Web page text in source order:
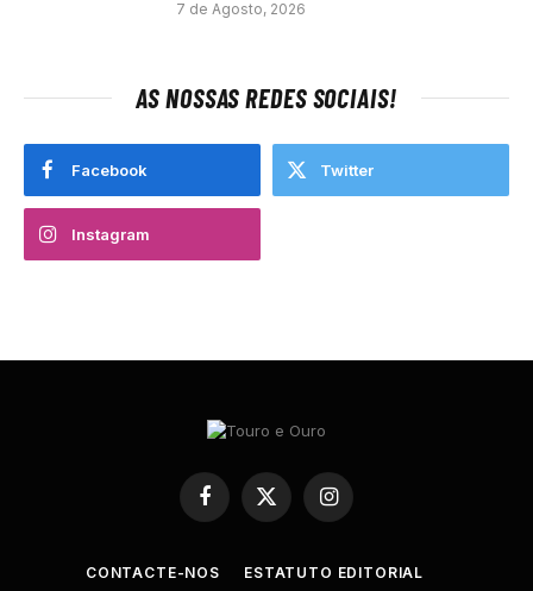
7 de Agosto, 2026
AS NOSSAS REDES SOCIAIS!
Facebook Twitter
Instagram
Facebook
X
(Twitter)
Instagram
CONTACTE-NOS ESTATUTO EDITORIAL